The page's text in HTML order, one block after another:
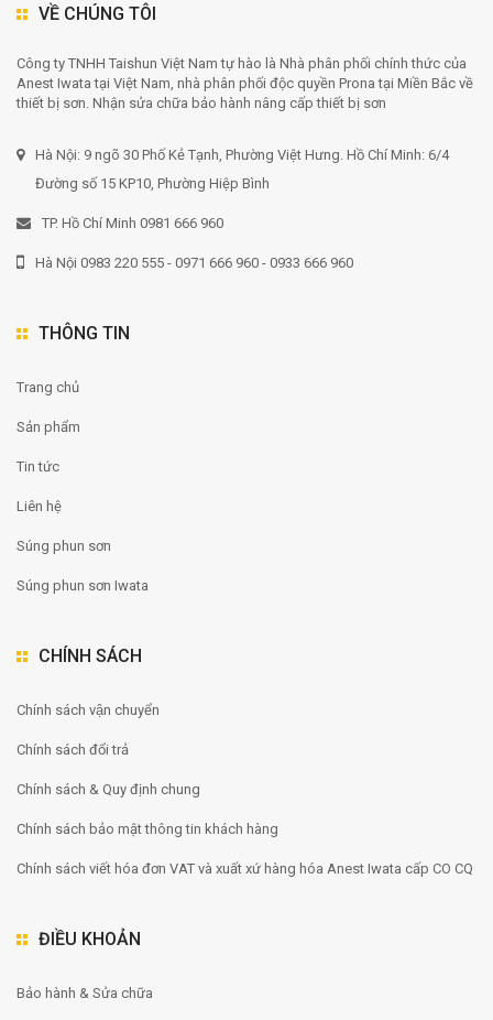
VỀ CHÚNG TÔI
Công ty TNHH Taishun Việt Nam tự hào là Nhà phân phối chính thức của
Anest Iwata tại Việt Nam, nhà phân phối độc quyền Prona tại Miền Bắc về
thiết bị sơn. Nhận sửa chữa bảo hành nâng cấp thiết bị sơn
Hà Nội: 9 ngõ 30 Phố Kẻ Tạnh, Phường Việt Hưng. Hồ Chí Minh: 6/4
Đường số 15 KP10, Phường Hiệp Bình
TP. Hồ Chí Minh 0981 666 960
Hà Nội 0983 220 555 - 0971 666 960 - 0933 666 960
THÔNG TIN
Trang chủ
Sản phẩm
Tin tức
Liên hệ
Súng phun sơn
Súng phun sơn Iwata
CHÍNH SÁCH
Chính sách vận chuyển
Chính sách đổi trả
Chính sách & Quy định chung
Chính sách bảo mật thông tin khách hàng
Chính sách viết hóa đơn VAT và xuất xứ hàng hóa Anest Iwata cấp CO CQ
ĐIỀU KHOẢN
Bảo hành & Sửa chữa